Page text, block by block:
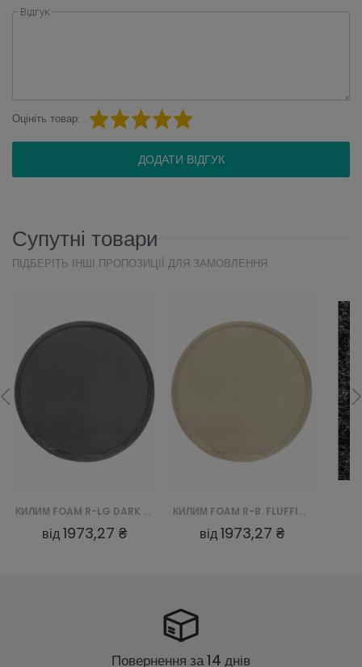
Відгук
Оцініть товар:
ДОДАТИ ВІДГУК
Супутні товари
ПІДБЕРІТЬ ІНШІ ПРОПОЗИЦІЇ ДЛЯ ЗАМОВЛЕННЯ
КИЛИМ FOAM R-LG DARK FLUFFIN ROUND - SZARY
від1973,27 ₴
КИЛИМ FOAM R-B. FLUFFIN ROUND - BEŻOWY
від1973,27 ₴
Повернення за 14 днів